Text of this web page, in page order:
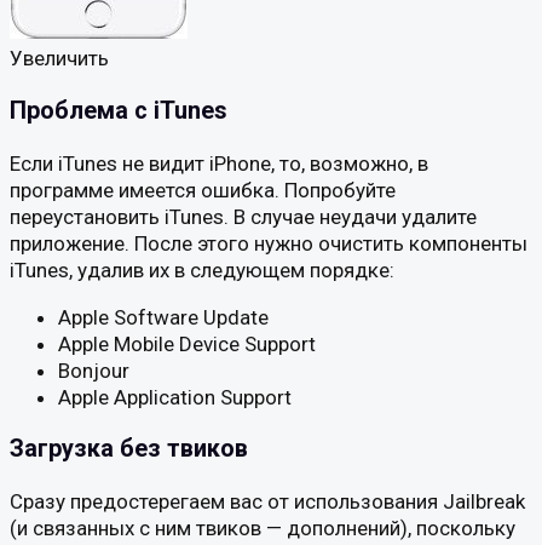
Увеличить
Проблема с iTunes
Если iTunes не видит iPhone, то, возможно, в
программе имеется ошибка. Попробуйте
переустановить iTunes. В случае неудачи удалите
приложение. После этого нужно очистить компоненты
iTunes, удалив их в следующем порядке:
Apple Software Update
Apple Mobile Device Support
Bonjour
Apple Application Support
Загрузка без твиков
Сразу предостерегаем вас от использования Jailbreak
(и связанных с ним твиков — дополнений), поскольку